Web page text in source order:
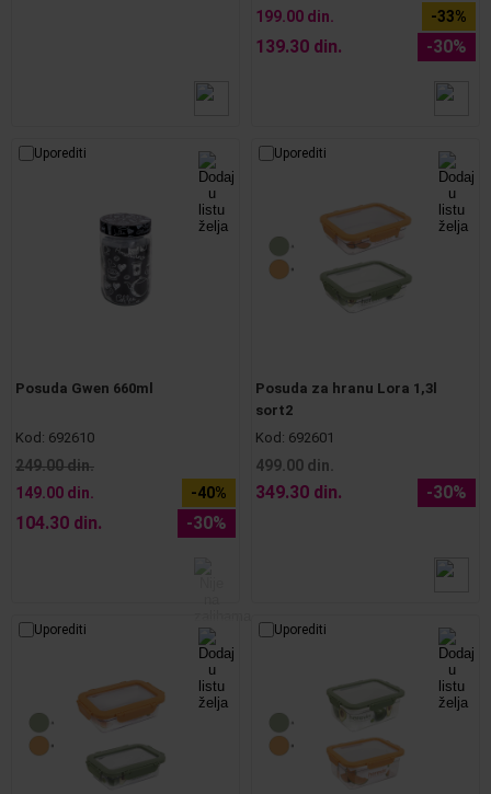
199.00 din. -33%
139.30 din. -30%
Uporediti
Posuda Gwen 660ml
Kod: 692610
249.00 din.
149.00 din.
-40%
104.30 din. -30%
Uporediti
Posuda za hranu Lora 1,3l
sort2
Kod: 692601
499.00 din.
349.30 din. -30%
Uporediti Uporediti